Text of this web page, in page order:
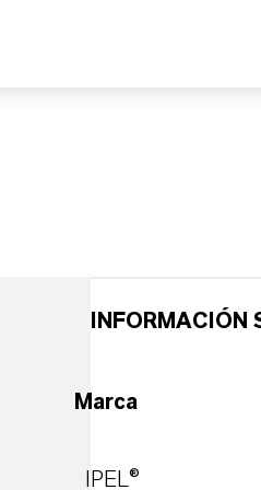
INFORMACIÓN
Marca
IPEL®